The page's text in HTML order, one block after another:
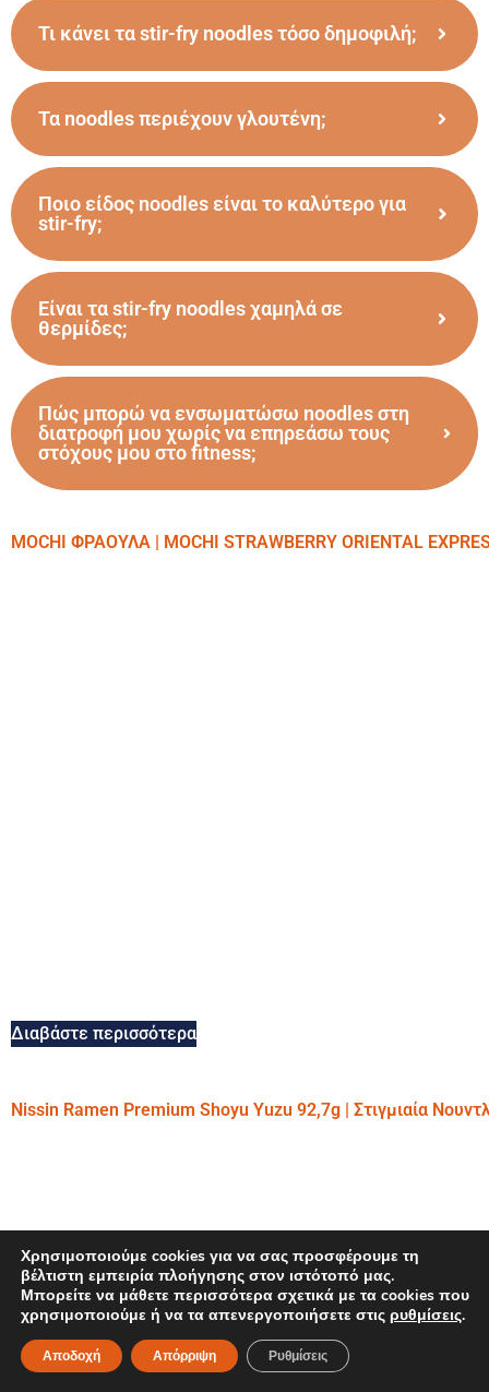
Τι κάνει τα stir-fry noodles τόσο δημοφιλή;
Τα noodles περιέχουν γλουτένη;
Ποιο είδος noodles είναι το καλύτερο για
stir-fry;
Είναι τα stir-fry noodles χαμηλά σε
θερμίδες;
Πώς μπορώ να ενσωματώσω noodles στη
διατροφή μου χωρίς να επηρεάσω τους
στόχους μου στο fitness;
MOCHI ΦΡΑΟΥΛΑ | MOCHI STRAWBERRY ORIENTAL
Διαβάστε περισσότερα
Nissin Ramen Premium Shoyu Yuzu 92,7g | Στιγμιαία
Χρησιμοποιούμε cookies για να σας προσφέρουμε τη
βέλτιστη εμπειρία πλοήγησης στον ιστότοπό μας.
Μπορείτε να μάθετε περισσότερα σχετικά με τα cookies που
χρησιμοποιούμε ή να τα απενεργοποιήσετε στις ρυθμίσεις.
Αποδοχή Απόρριψη Ρυθμίσεις